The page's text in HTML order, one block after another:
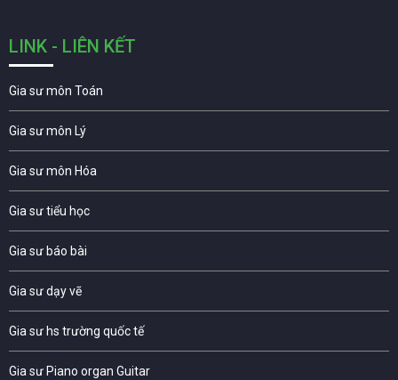
LINK - LIÊN KẾT
Gia sư môn Toán
Gia sư môn Lý
Gia sư môn Hóa
Gia sư tiểu học
Gia sư báo bài
Gia sư dạy vẽ
Gia sư hs trường quốc tế
Gia sư Piano organ Guitar